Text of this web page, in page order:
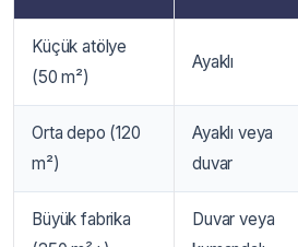
Küçük atölye
(50 m²)
Ayaklı
Orta depo (120
m²)
Ayaklı veya
duvar
Büyük fabrika
Duvar veya